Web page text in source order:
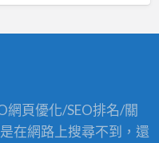
網頁優化/SEO排名/關
在網路上搜尋不到，還